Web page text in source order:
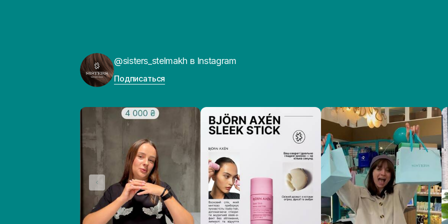
@sisters_stelmakh в Instagram
Подписаться